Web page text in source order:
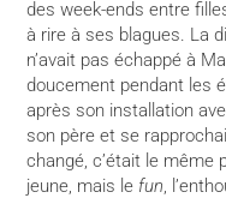
des week-ends entre
à rire à ses blagues. La
n’avait pas échappé à
doucement pendant les
après son installation
son père et se
changé, c’était le même
jeune, mais le fun,